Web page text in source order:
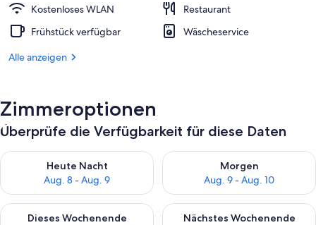
Kostenloses WLAN
Restaurant
Frühstück verfügbar
Wäscheservice
Alle anzeigen
Zimmeroptionen
Überprüfe die Verfügbarkeit für diese Daten
Heute Nacht
Aug. 8 - Aug. 9
Überprüfe die Verfügbarkeit für heute Nacht, Aug. 8 - Aug. 9.
Morgen
Aug. 9 - Aug. 10
Überprüfe die Verfügbarkeit
Dieses Wochenende
Überprüfe die Verfügbarkeit für dieses Wochenende, Aug. 14
Nächstes Wochenende
Überprüfe die Verfügbarkeit